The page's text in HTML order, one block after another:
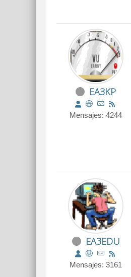
EA3KP
Mensajes: 4244
EA3EDU
Mensajes: 3161